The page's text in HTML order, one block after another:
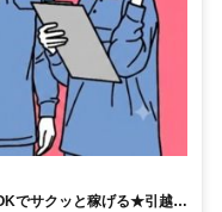
でサクッと稼げる★引越バ